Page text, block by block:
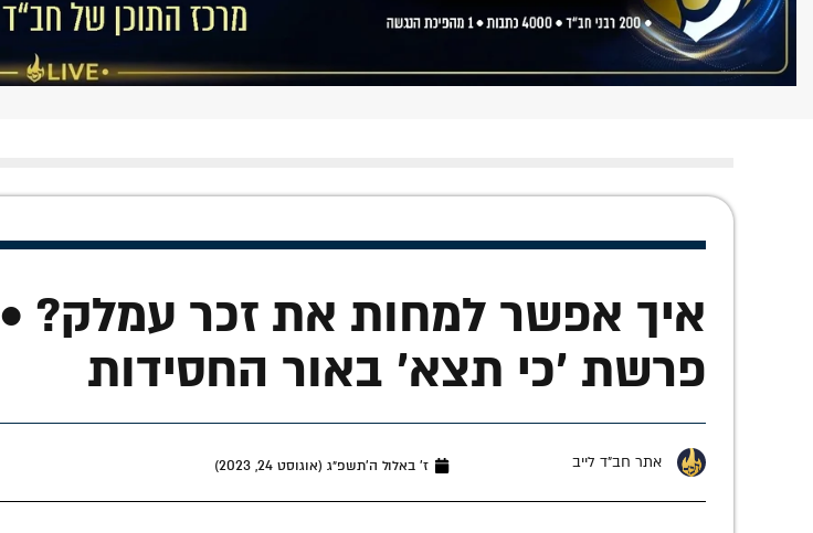
איך אפשר למחות את זכר עמלק? •
פרשת 'כי תצא' באור החסידות
אתר חב"ד לייב ז׳ באלול ה׳תשפ״ג (אוגוסט 24, 2023)